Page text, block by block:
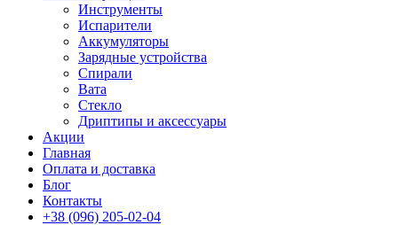
Инструменты
Испарители
Аккумуляторы
Зарядные устройства
Спирали
Вата
Стекло
Дриптипы и аксессуары
Акции
Главная
Оплата и доставка
Блог
Контакты
+38 (096) 205-02-04